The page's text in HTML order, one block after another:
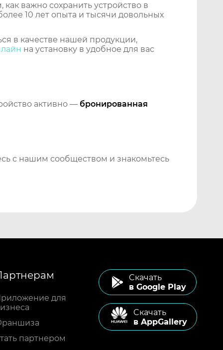
важно сохранить устройство в
10 лет опыта и тысячи довольных
в качестве нашей продукции,
на установку в удобное для вас
активно — бронированная
с нашим сообществом и знакомьтесь
для
партнером
Cкачать
в Google Play
Cкачать
в AppGallery